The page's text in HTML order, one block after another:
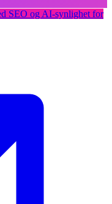
SEO og AI-synlighet for